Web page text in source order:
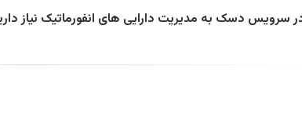
سرویس دسک به مدیریت دارایی های انفورماتیک نیاز